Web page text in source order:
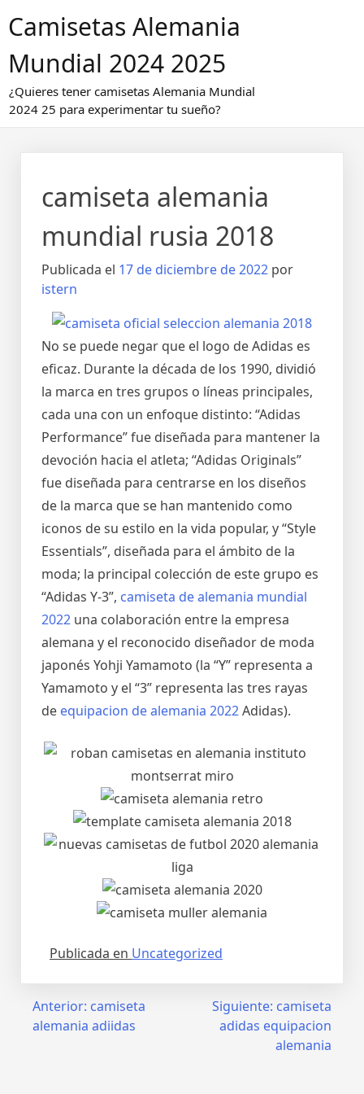
alCamisetas Alemania
Mundial 2024 2025
¿Quieres tener camisetas Alemania Mundial
2024 25 para experimentar tu sueño?
camiseta alemania
mundial rusia 2018
Publicada el 17 de diciembre de 2022 por
istern
No se puede negar que el logo de Adidas es
eficaz. Durante la década de los 1990, dividió
la marca en tres grupos o líneas principales,
cada una con un enfoque distinto: “Adidas
Performance” fue diseñada para mantener la
devoción hacia el atleta; “Adidas Originals”
fue diseñada para centrarse en los diseños
de la marca que se han mantenido como
iconos de su estilo en la vida popular, y “Style
Essentials”, diseñada para el ámbito de la
moda; la principal colección de este grupo es
“Adidas Y-3”, camiseta de alemania mundial
2022 una colaboración entre la empresa
alemana y el reconocido diseñador de moda
japonés Yohji Yamamoto (la “Y” representa a
Yamamoto y el “3” representa las tres rayas
de equipacion de alemania 2022Adidas).
Publicada en Uncategorized
Navegación
Anterior: camiseta
alemania adiidas
Siguiente: camiseta
adidas equipacion
alemania